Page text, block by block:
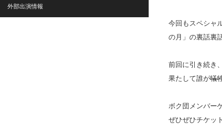
今回もスペシャ
の月」の裏話裏
前回に引き続き
果たして誰が犠
ボク団メンバー
ぜひぜひチケッ
外部出演情報